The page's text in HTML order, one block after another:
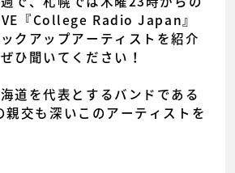
『College Radio Japan』
クアップアーティストを紹介
ひ聞いてください！
道を代表とするバンドである
親交も深いこのアーティストを